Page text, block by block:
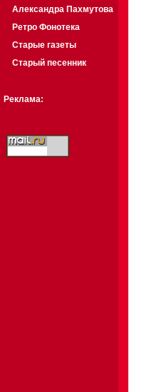
Александра Пахмутова
Ретро Фонотека
Старые газеты
Старый песенник
Реклама: